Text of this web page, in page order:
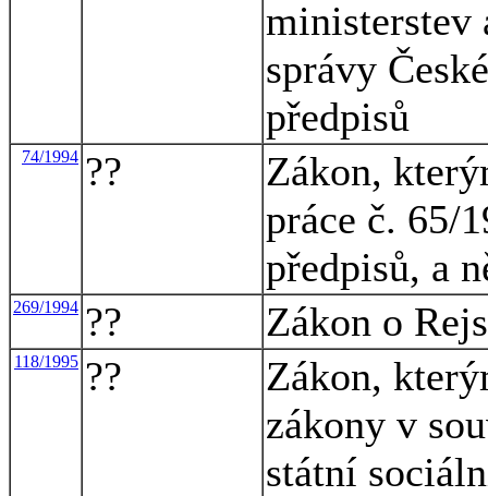
ministerstev
správy
předpisů
74/1994 ??
Zákon,
práce č. 65/
předpisů, a
269/1994 ?? Zákon o
118/1995 ??
Zákon,
zákony v
státní